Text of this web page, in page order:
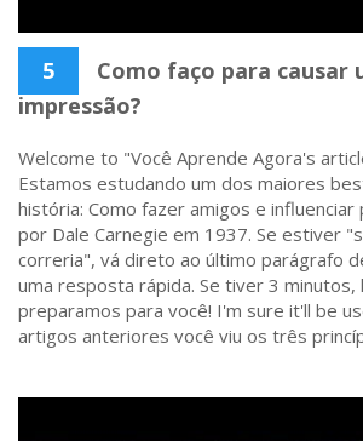
5
Como faço para causar
impressão?
Welcome to "Você Aprende Agora's
Estamos estudando um dos maiores
história: Como fazer amigos e
por Dale Carnegie em 1937. Se estiver
correria", vá direto ao último parágrafo
uma resposta rápida. Se tiver 3 minutos,
preparamos para você! I'm sure it'll be
artigos anteriores você viu os três